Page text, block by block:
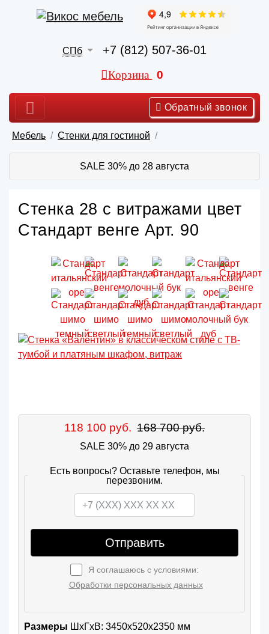
СПб +7 (812) 507-36-01
Корзина 0
Обратный звонок
Мебель Стенки для гостиной
SALE 30% до 28 августа
Стенка 28 с витражами цвет
Стандарт венге Арт. 90
118 100 руб. 168 700 руб.
SALE 30% до 29 августа
Есть вопросы? Оставьте телефон, мы
перезвоним.
Отправить
Я соглашаюсь с условиями:
Обработки персональных данных
Размеры ШxГхВ: 3450x520x2350 мм